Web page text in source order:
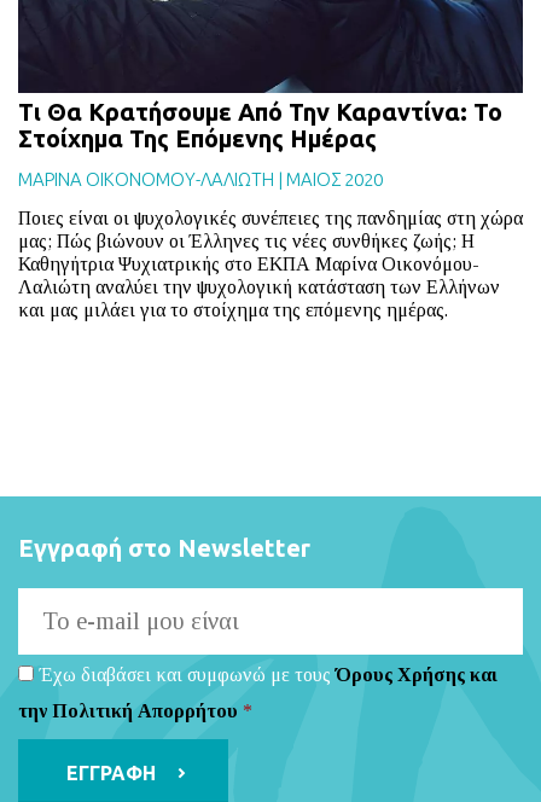
Τι Θα Κρατήσουμε Από Την Καραντίνα: Το
Στοίχημα Της Επόμενης Ημέρας
ΜΑΡΙΝΑ ΟΙΚΟΝΟΜΟΥ-ΛΑΛΙΩΤΗ | ΜΑΙΟΣ 2020
Ποιες είναι οι ψυχολογικές συνέπειες της πανδημίας στη χώρα
μας; Πώς βιώνουν οι Έλληνες τις νέες συνθήκες ζωής; Η
Καθηγήτρια Ψυχιατρικής στο ΕΚΠΑ Μαρίνα Οικονόμου-
Λαλιώτη αναλύει την ψυχολογική κατάσταση των Ελλήνων
και μας μιλάει για το στοίχημα της επόμενης ημέρας.
Εγγραφή στο Newsletter
Έχω διαβάσει και συμφωνώ με τουςΌρους Χρήσης και
την Πολιτική Απορρήτου *